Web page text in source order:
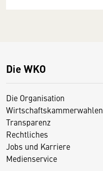
Die WKO
Die Organisation
Wirtschaftskammerwahlen
Transparenz
Rechtliches
Jobs und Karriere
Medienservice